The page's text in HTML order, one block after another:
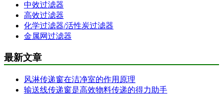
中效过滤器
高效过滤器
化学过滤器/活性炭过滤器
金属网过滤器
最新文章
风淋传递窗在洁净室的作用原理
输送线传递窗是高效物料传递的得力助手